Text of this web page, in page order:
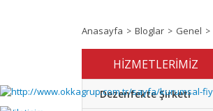
Anasayfa Bloglar Genel
HİZMETLERİMİZ
Dezenfekte Şirketi